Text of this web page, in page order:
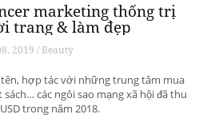
marketing thống trị
trang & làm đẹp
2019 / Beauty
hợp tác với những trung tâm mua
các ngôi sao mạng xã hội đã thu
trong năm 2018.